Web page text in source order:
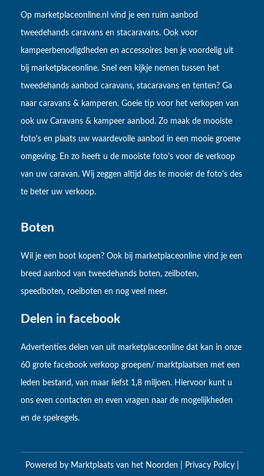
Op marketplaceonline.nl vind je een ruim aanbod
tweedehands caravans en stacaravans. Ook voor
kampeerbenodigdheden en accessoires ben je voordelig uit
bij marketplaceonline. Snel een kijkje nemen tussen het
tweedehands aanbod caravans, stacaravans en tenten? Ga
naar caravans & kamperen. Goeie tip voor het verkopen van
ook uw Caravans & kampeer aanbod. Zo maak de mooiste
foto's en plaats uw waardevolle aanbod in een mooie groene
omgeving. En zo heeft u de mooiste foto's voor de verkoop
van uw caravan. Wij zeggen altijd des te mooier de foto's des
te beter uw verkoop.
Boten
Wil je een boot kopen? Ook bij marketplaceonline vind je een
breed aanbod van tweedehands boten, zeilboten,
speedboten, roeiboten en nog veel meer.
Delen in facebook
Advertenties delen van uit marketplaceonline dat kan in onze
60 grote facebook verkoop groepen/ marktplaatsen met een
leden bestand, van maar liefst 1,8 miljoen. Hiervoor kunt u
ons even contacten en even vragen naar de mogelijkheden
en de spelregels.
Powered by Marktplaats van het Noorden Privacy Policy